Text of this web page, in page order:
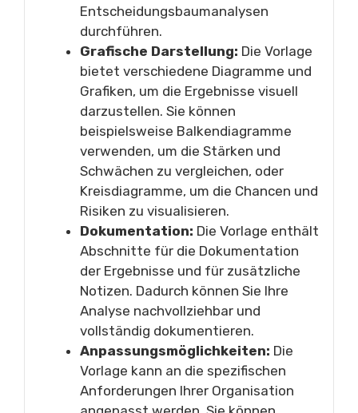
Entscheidungsbaumanalysen
durchführen.
Grafische Darstellung: Die Vorlage
bietet verschiedene Diagramme und
Grafiken, um die Ergebnisse visuell
darzustellen. Sie können
beispielsweise Balkendiagramme
verwenden, um die Stärken und
Schwächen zu vergleichen, oder
Kreisdiagramme, um die Chancen und
Risiken zu visualisieren.
Dokumentation: Die Vorlage enthält
Abschnitte für die Dokumentation
der Ergebnisse und für zusätzliche
Notizen. Dadurch können Sie Ihre
Analyse nachvollziehbar und
vollständig dokumentieren.
Anpassungsmöglichkeiten: Die
Vorlage kann an die spezifischen
Anforderungen Ihrer Organisation